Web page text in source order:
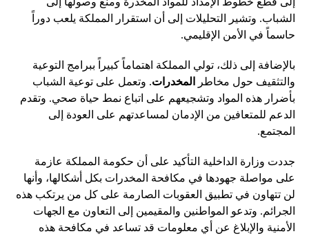
الشباب. وتشير التحليلات إلى أن استقرار المملكة يلعب دوراً
حاسماً في الأمن الإقليمي.
بالإضافة إلى ذلك، تولي المملكة اهتماماً كبيراً ببرامج التوعية
والتثقيف حول مخاطر
المخدرات. وتعمل على توعية الشباب
بأضرار هذه المواد وتشجيعهم على اتباع نمط حياة صحي. وتقدم
الدعم للمتعافين من الإدمان لمساعدتهم على العودة إلى
المجتمع.
جددت وزارة الداخلية التأكيد على أن حكومة المملكة عازمة
على مواصلة جهودها في مكافحة المخدرات بكل أشكالها، وأنها
لن تتهاون في تطبيق العقوبات الصارمة على كل من يرتكب هذه
الجرائم. وتدعو المواطنين والمقيمين إلى التعاون مع الجهات
الأمنية والإبلاغ عن أي معلومات قد تساعد في مكافحة هذه